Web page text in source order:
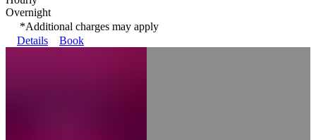
Overnight
*Additional charges may apply
Details
Book